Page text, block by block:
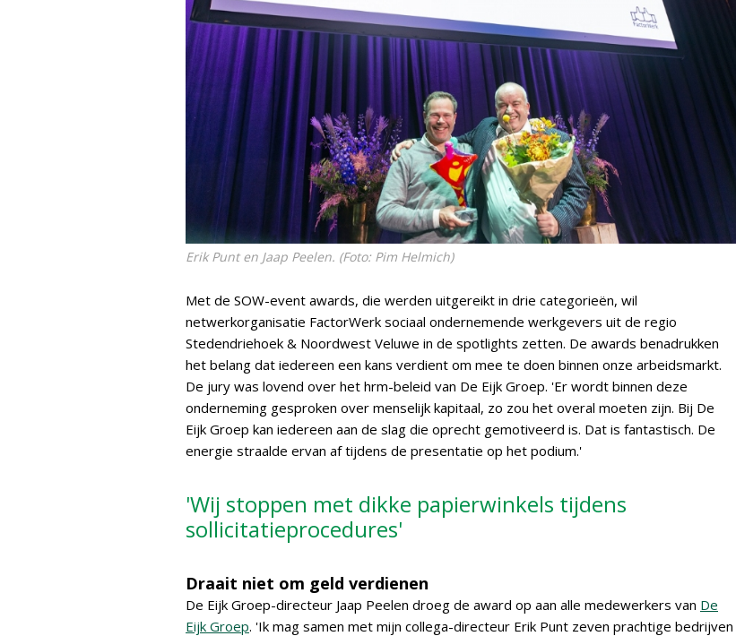
Erik Punt en Jaap Peelen. (Foto: Pim Helmich)
Met de SOW-event awards, die werden uitgereikt in drie categorieën, wil
netwerkorganisatie FactorWerk sociaal ondernemende werkgevers uit de regio
Stedendriehoek & Noordwest Veluwe in de spotlights zetten. De awards benadrukken
het belang dat iedereen een kans verdient om mee te doen binnen onze arbeidsmarkt.
De jury was lovend over het hrm-beleid van De Eijk Groep. 'Er wordt binnen deze
onderneming gesproken over menselijk kapitaal, zo zou het overal moeten zijn. Bij De
Eijk Groep kan iedereen aan de slag die oprecht gemotiveerd is. Dat is fantastisch. De
energie straalde ervan af tijdens de presentatie op het podium.'
'Wij stoppen met dikke papierwinkels tijdens
sollicitatieprocedures'
Draait niet om geld verdienen
De Eijk Groep-directeur Jaap Peelen droeg de award op aan alle medewerkers van De
Eijk Groep. 'Ik mag samen met mijn collega-directeur Erik Punt zeven prachtige bedrijven